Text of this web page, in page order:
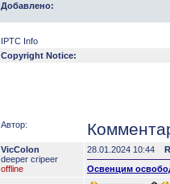
Добавлено:
IPTC Info
Copyright Notice:
Автор:
VicColon
deeper сripeer
offline
28.01.2024 10:44
Освенцим